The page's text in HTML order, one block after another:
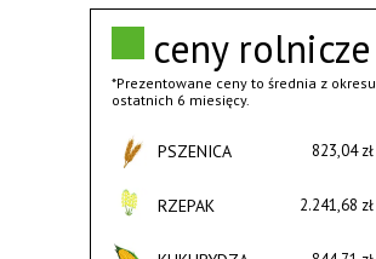
ceny rolnicze
*Prezentowane ceny to średnia z okresu
ostatnich 6 miesięcy.
PSZENICA 823,04 zł
RZEPAK 2.241,68 zł